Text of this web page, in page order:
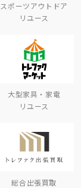
スポーツアウトドア
リユース
大型家具・家電
リユース
総合出張買取